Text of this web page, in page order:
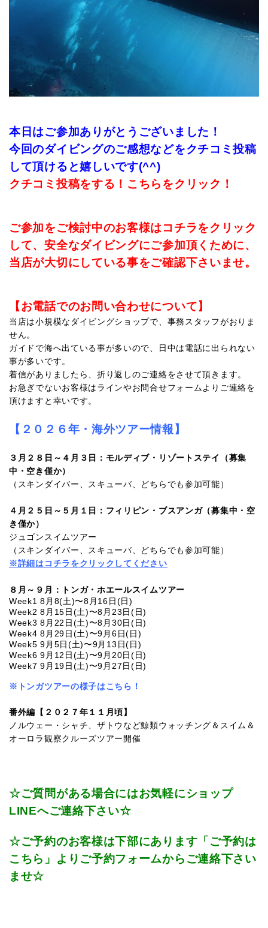
本日はご参加ありがとうございました！
今回のダイビングのご感想などをクチコミ投稿
して頂けると嬉しいです(^^)
クチコミ投稿をする！こちらをクリック！
ご参加をご検討中のお客様はコチラをクリック
して、安全なダイビングにご参加頂くために、
当店が大切にしている事をご確認下さいませ。
【お電話でのお問い合わせについて】
当店は小規模なダイビングショップで、事務スタッフがおりま
せん。
ガイドで海へ出ている事が多いので、日中は電話に出られない
事が多いです。
着信がありましたら、折り返しのご連絡をさせて頂きます。
お急ぎでないお客様はラインやお問合せフォームよりご連絡を
頂けますと幸いです。
【２０２６年・海外ツアー情報】
３月２８日～４月３日：モルディブ・リゾートステイ（募集
中・空き僅か）
（スキンダイバー、スキューバ、どちらでも参加可能）
４月２５日～５月１日：フィリピン・ブスアンガ（募集中・空
き僅か）
ジュゴンスイムツアー
（スキンダイバー、スキューバ、どちらでも参加可能）
※詳細はコチラをクリックしてください
８月～９月：トンガ・ホエールスイムツアー
Week1 8月8(土)〜8月16日(日)
Week2 8月15日(土)〜8月23日(日)
Week3 8月22日(土)〜8月30日(日)
Week4 8月29日(土)〜9月6日(日)
Week5 9月5日(土)〜9月13日(日)
Week6 9月12日(土)〜9月20日(日)
Week7 9月19日(土)〜9月27日(日)
※トンガツアーの様子はこちら！
番外編【２０２７年１１月頃】
ノルウェー・シャチ、ザトウなど鯨類ウォッチング＆スイム＆
オーロラ観察クルーズツアー開催
☆ご質問がある場合にはお気軽にショップ
LINEへご連絡下さい☆
☆ご予約のお客様は下部にあります「ご予約は
こちら」よりご予約フォームからご連絡下さい
ませ☆